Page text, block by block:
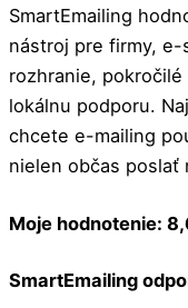
SmartEmailing
nástroj pre firmy,
rozhranie,
lokálnu podporu.
chcete e-mailing
nielen občas poslať
Moje hodnotenie:
SmartEmailing